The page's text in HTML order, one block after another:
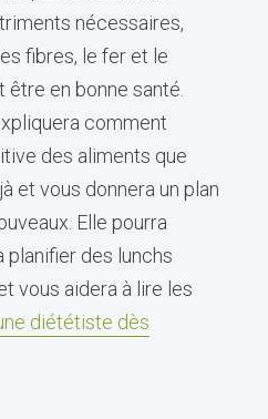
nécessaires,
fibres, le fer et le
être en bonne santé.
comment
des aliments que
et vous donnera un plan
Elle pourra
planifier des lunchs
vous aidera à lire les
diététiste dès